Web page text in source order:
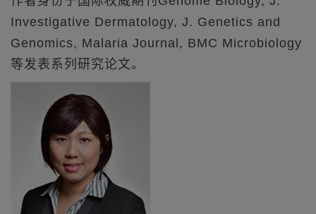
Investigative Dermatology, J. Genetics and
Genomics, Malaria Journal, BMC Microbiology
等发表系列研究论文。